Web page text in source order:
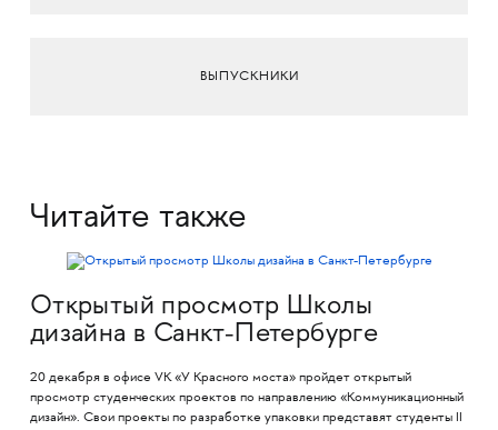
ВЫПУСКНИКИ
Читайте также
Открытый просмотр Школы
дизайна в Санкт-Петербурге
20 декабря в офисе VK «У Красного моста» пройдет открытый
просмотр студенческих проектов по направлению «Коммуникационный
дизайн». Свои проекты по разработке упаковки представят студенты II